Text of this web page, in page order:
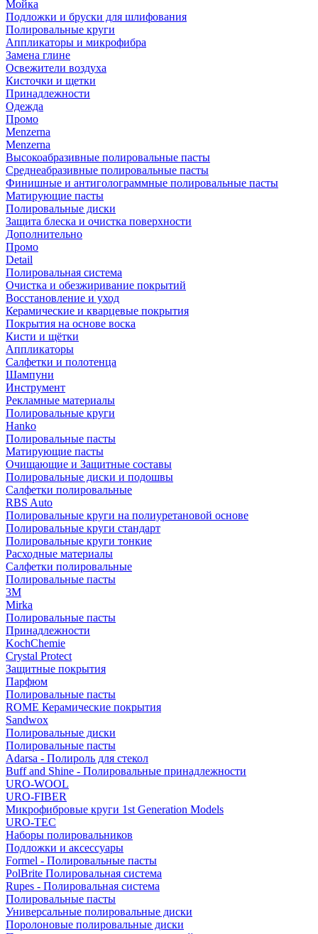
Мойка
Подложки и бруски для шлифования
Полировальные круги
Аппликаторы и микрофибра
Замена глине
Освежители воздуха
Кисточки и щетки
Принадлежности
Одежда
Промо
Menzerna
Menzerna
Высокоабразивные полировальные пасты
Среднеабразивные полировальные пасты
Финишные и антиголограммные полировальные пасты
Матирующие пасты
Полировальные диски
Защита блеска и очистка поверхности
Дополнительно
Промо
Detail
Полировальная система
Очистка и обезжиривание покрытий
Восстановление и уход
Керамические и кварцевые покрытия
Покрытия на основе воска
Кисти и щётки
Аппликаторы
Салфетки и полотенца
Шампуни
Инструмент
Рекламные материалы
Полировальные круги
Hanko
Полировальные пасты
Матирующие пасты
Очищающие и Защитные составы
Полировальные диски и подошвы
Салфетки полировальные
RBS Auto
Полировальные круги на полиуретановой основе
Полировальные круги стандарт
Полировальные круги тонкие
Расходные материалы
Салфетки полировальные
Полировальные пасты
3М
Mirka
Полировальные пасты
Принадлежности
KochChemie
Crystal Protect
Защитные покрытия
Парфюм
Полировальные пасты
ROME Керамические покрытия
Sandwox
Полировальные диски
Полировальные пасты
Adarsa - Полироль для стекол
Buff and Shine - Полировальные принадлежности
URO-WOOL
URO-FIBER
Микрофибровые круги 1st Generation Models
URO-TEC
Наборы полировальников
Подложки и аксессуары
Formel - Полировальные пасты
PolBrite Полировальная система
Rupes - Полировальная система
Полировальные пасты
Универсальные полировальные диски
Поролоновые полировальные диски